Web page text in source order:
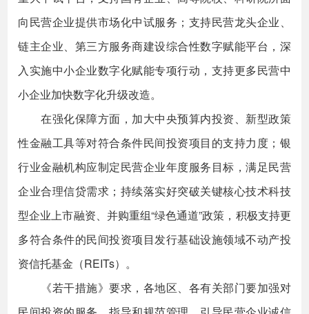
向民营企业提供市场化中试服务；支持民营龙头企业、
链主企业、第三方服务商建设综合性数字赋能平台，深
入实施中小企业数字化赋能专项行动，支持更多民营中
小企业加快数字化升级改造。
在强化保障方面，加大中央预算内投资、新型政策
性金融工具等对符合条件民间投资项目的支持力度；银
行业金融机构应制定民营企业年度服务目标，满足民营
企业合理信贷需求；持续落实好突破关键核心技术科技
型企业上市融资、并购重组“绿色通道”政策，积极支持更
多符合条件的民间投资项目发行基础设施领域不动产投
资信托基金（REITs）。
《若干措施》要求，各地区、各有关部门要加强对